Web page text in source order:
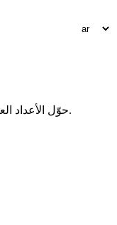
حوّل الأعداد العشرية إلى ثمانية بسرعة وبمخرجات واضحة.